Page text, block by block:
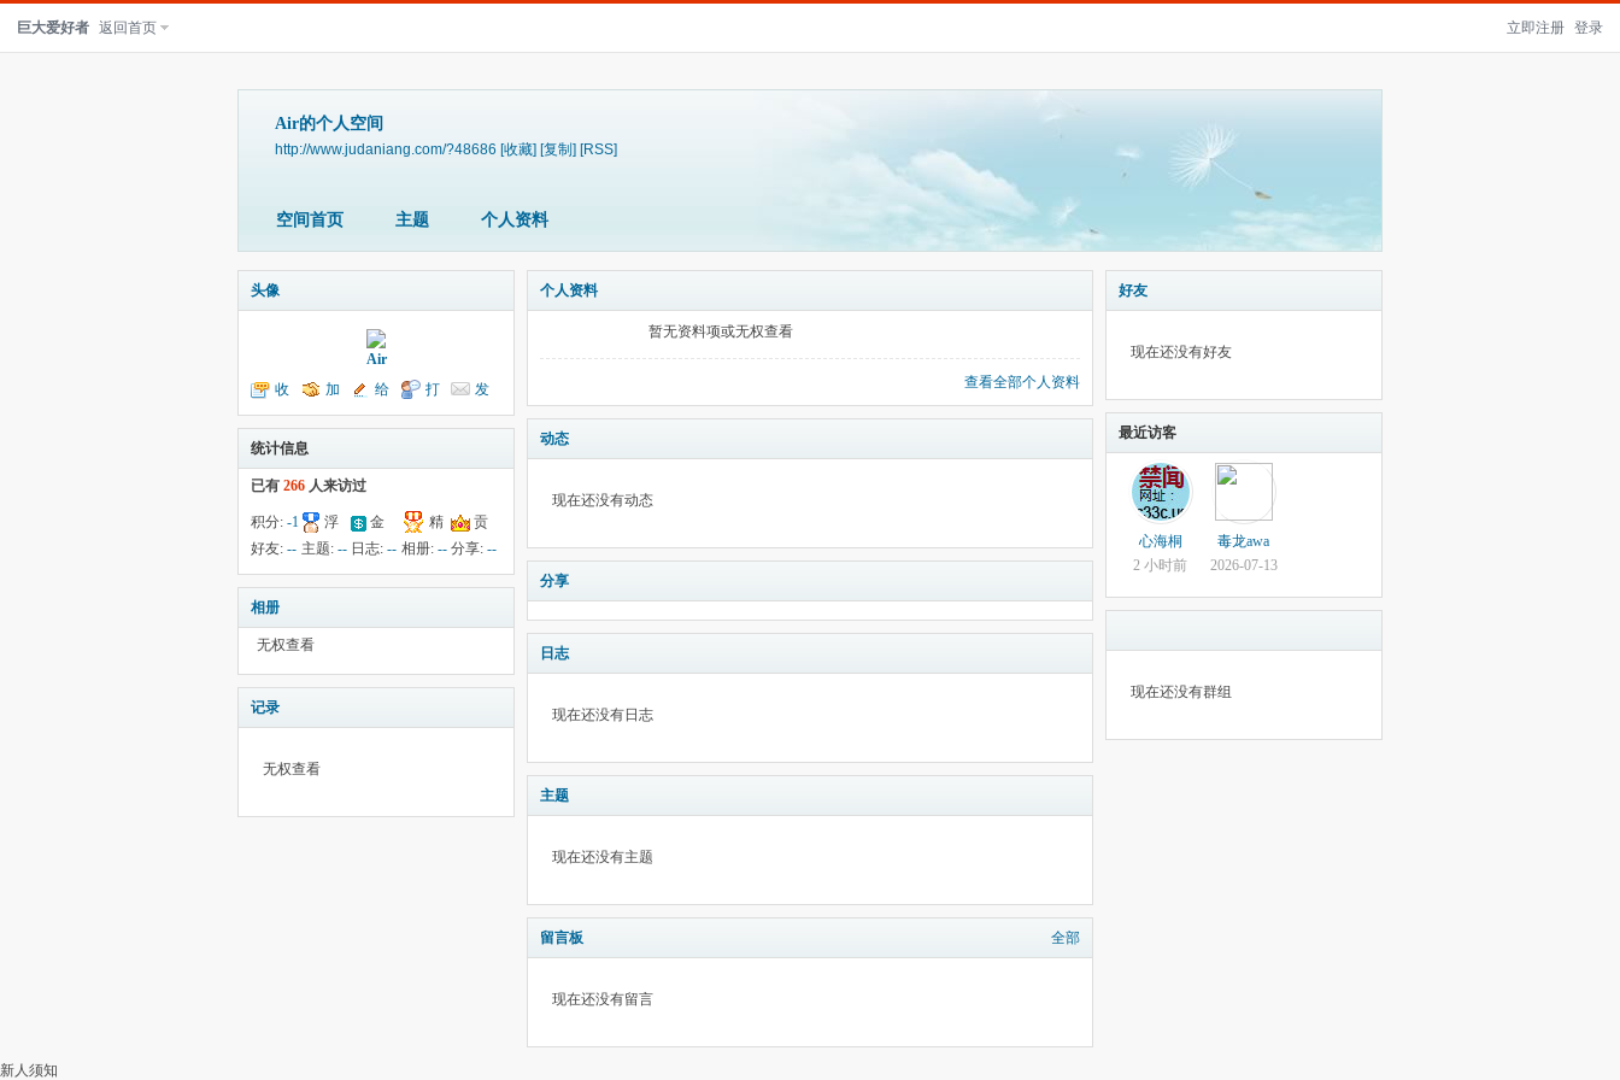
立即注册 登录
巨大爱好者 返回首页
Air的个人空间
http://www.judaniang.com/?48686 [收藏] [复制] [RSS]
空间首页 主题 个人资料
头像
Air
收
听TA
加
为好友
给
我留言
打
个招呼
发
送消息
统计信息
已有 266 人来访过
积分: -1
浮
云:
金
钱:4
精
华:--
贡
献:--
好友: -- 主题: -- 日志:-- 相册: -- 分享:--
相册
无权查看
记录
无权查看
个人资料
暂无资料项或无权查看
查看全部个人资料
动态
现在还没有动态
分享
日志
现在还没有日志
主题
现在还没有主题
留言板 全部
现在还没有留言
好友
现在还没有好友
最近访客
心海桐
2 小时前
毒龙awa
2026-07-13
现在还没有群组
新人须知